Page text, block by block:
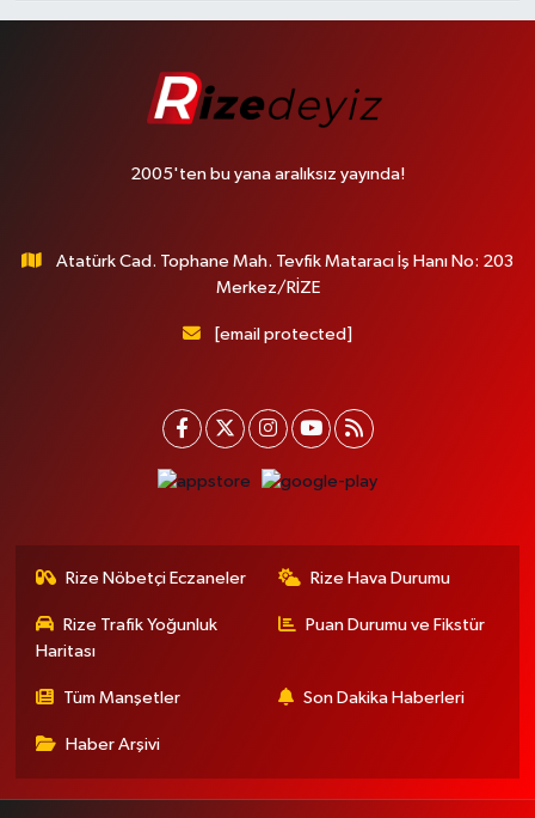
2005'ten bu yana aralıksız yayında!
Atatürk Cad. Tophane Mah. Tevfik Mataracı İş Hanı No: 203
Merkez/RİZE
[email protected]
Rize Nöbetçi Eczaneler Rize Hava Durumu
Rize Trafik Yoğunluk
Haritası
Puan Durumu ve Fikstür
Tüm Manşetler Son Dakika Haberleri
Haber Arşivi